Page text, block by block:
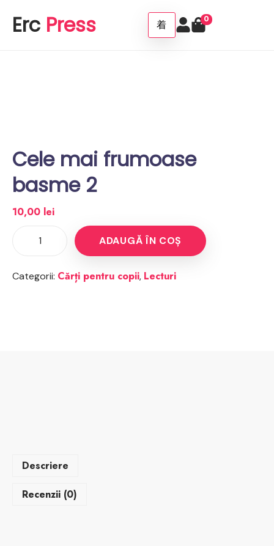
Erc Press 0
Cele mai frumoase
basme 2
10,00 lei
ADAUGĂ ÎN COȘ
Categorii: Cărți pentru copii, Lecturi
Descriere
Recenzii (0)